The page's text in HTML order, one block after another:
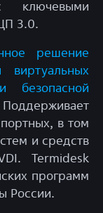
3.0.
решение
виртуальных
безопасной
в том
и средств
Termidesk
программ
России.